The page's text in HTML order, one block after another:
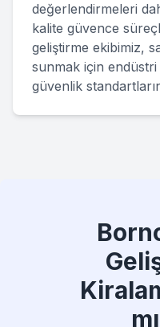
değerlendirmeleri
kalite güvence
geliştirme ekibimiz,
sunmak için endüstri
güvenlik